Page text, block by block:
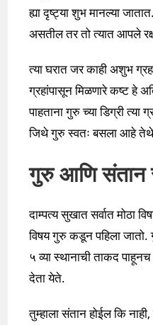
ह्या दृष्ट्या शुभ मानल्या
असतील तर तो त्यात आपले
त्या घरात जर काही अशुभ
ग्रहांपासून मिळणारे कष्ट हे
पाहताना गुरु च्या डिग्री त्या
जिथे गुरु स्वतः बसला आहे
गुरु आणि
दाम्पत्य सुखात सर्वात मोठा
विषय गुरु कडून पहिला
५ व्या स्थानाची ताकद
देता येते.
तुम्हाला संतान होईल कि